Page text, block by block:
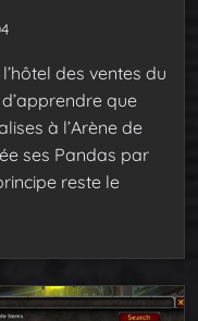
des ventes du
que
à l’Arène de
ses Pandas par
reste le